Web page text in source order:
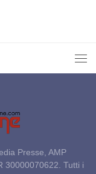
Presse, AMP
30000070622. Tutti i